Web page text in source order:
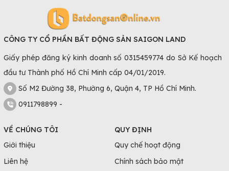
CÔNG TY CỔ PHẦN BẤT ĐỘNG SẢN SAIGON LAND
Giấy phép đăng ký kinh doanh số 0315459774 do Sở Kế hoạch
đầu tư Thành phố Hồ Chí Minh cấp 04/01/2019.
Số M2 Đường 38, Phường 6, Quận 4, TP Hồ Chí Minh.
0911798899 -
VỀ CHÚNG TÔI
Giới thiệu
Liên hệ
QUY ĐỊNH
Quy chế hoạt động
Chính sách bảo mật